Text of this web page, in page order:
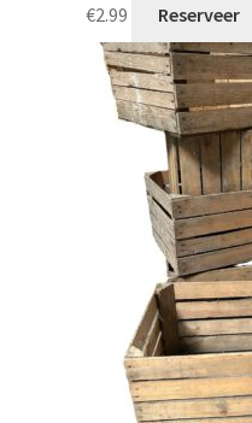
€2.99 Reserveer